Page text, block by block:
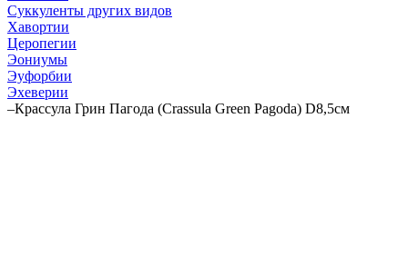
Суккуленты других видов
Хавортии
Церопегии
Эониумы
Эуфорбии
Эхеверии
–Крассула Грин Пагода (Crassula Green Pagoda) D8,5см